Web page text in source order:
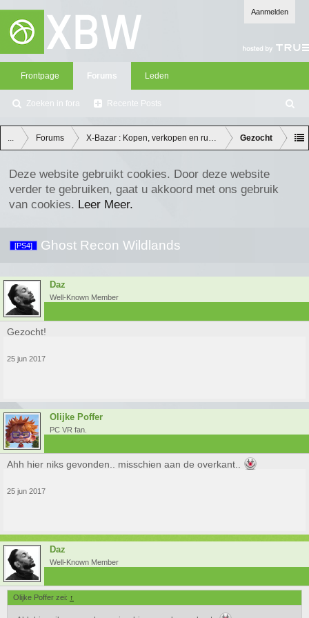
Aanmelden
Frontpage Forums
Zoeken in fora Recente Posts
Leden
oe
ke
n
... Forums X-Bazar : Kopen, verkopen en ruilen Gezocht
Deze website gebruikt cookies. Door deze website
verder te gebruiken, gaat u akkoord met ons gebruik
van cookies. Leer Meer.
[PS4] Ghost Recon Wildlands
Daz
Well-Known Member
Gezocht!
25 jun 2017
Olijke Poffer
PC VR fan.
Ahh hier niks gevonden.. misschien aan de overkant..
25 jun 2017
Daz
Well-Known Member
Olijke Poffer zei: ↑